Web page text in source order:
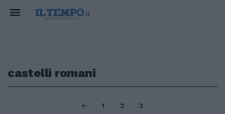
castelli romani
1 2 3